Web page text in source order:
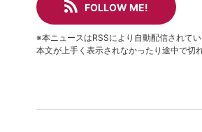
FOLLOW ME!
※本ニュースはRSSにより自動配信されてい
本文が上手く表示されなかったり途中で切